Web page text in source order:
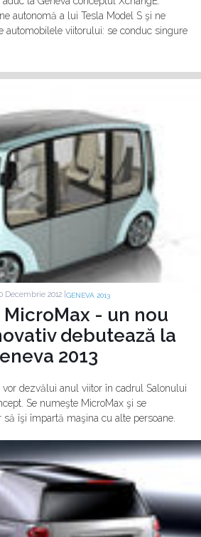
autonomă a lui Tesla Model S şi ne
automobilele viitorului: se conduc singure
Decembrie 2012 | GENEVA 2013
- un nou
debutează la
2013
vor dezvălui anul viitor în cadrul Salonului
Se numeşte MicroMax şi se
îşi împartă maşina cu alte persoane.